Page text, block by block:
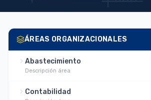
ÁREAS ORGANIZACIONALES
Abastecimiento
Descripción área
Contabilidad